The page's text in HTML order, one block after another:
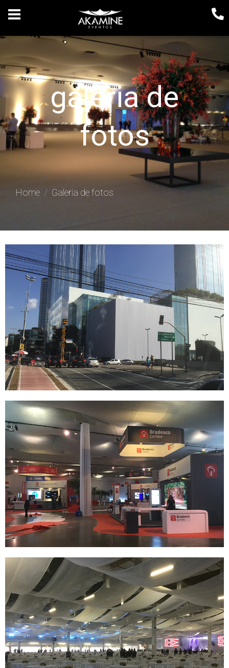
ligue agora!: (11) 2995-2457
galeria de
fotos
Home Galeria de fotos